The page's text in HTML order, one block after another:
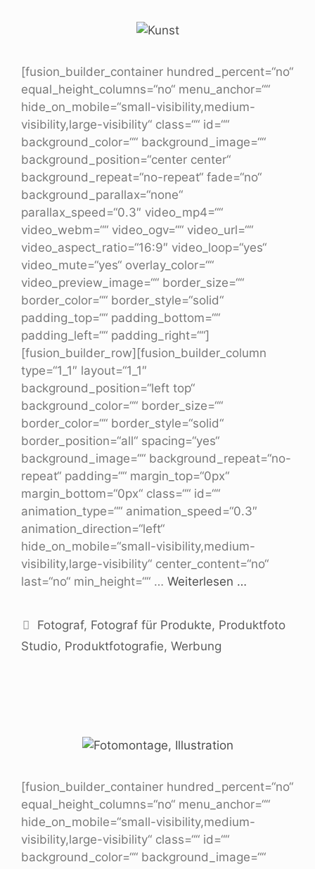
[fusion_builder_container hundred_percent=“no“
equal_height_columns=“no“ menu_anchor=““
hide_on_mobile=“small-visibility,medium-
visibility,large-visibility“ class=““ id=““
background_color=““ background_image=““
background_position=“center center“
background_repeat=“no-repeat“ fade=“no“
background_parallax=“none“
parallax_speed=“0.3″ video_mp4=““
video_webm=““ video_ogv=““ video_url=““
video_aspect_ratio=“16:9″ video_loop=“yes“
video_mute=“yes“ overlay_color=““
video_preview_image=““ border_size=““
border_color=““ border_style=“solid“
padding_top=““ padding_bottom=““
padding_left=““ padding_right=““]
[fusion_builder_row][fusion_builder_column
type=“1_1″ layout=“1_1″
background_position=“left top“
background_color=““ border_size=““
border_color=““ border_style=“solid“
border_position=“all“ spacing=“yes“
background_image=““ background_repeat=“no-
repeat“ padding=““ margin_top=“0px“
margin_bottom=“0px“ class=““ id=““
animation_type=““ animation_speed=“0.3″
animation_direction=“left“
hide_on_mobile=“small-visibility,medium-
visibility,large-visibility“ center_content=“no“
last=“no“ min_height=““ … Weiterlesen …
Fotograf, Fotograf für Produkte, Produktfoto
Studio, Produktfotografie, Werbung
[fusion_builder_container hundred_percent=“no“
equal_height_columns=“no“ menu_anchor=““
hide_on_mobile=“small-visibility,medium-
visibility,large-visibility“ class=““ id=““
background_color=““ background_image=““